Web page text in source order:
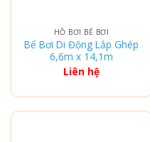
HỒ BƠI BỂ BƠI
Bể Bơi Di Động Lắp Ghép
6,6m x 14,1m
Liên hệ